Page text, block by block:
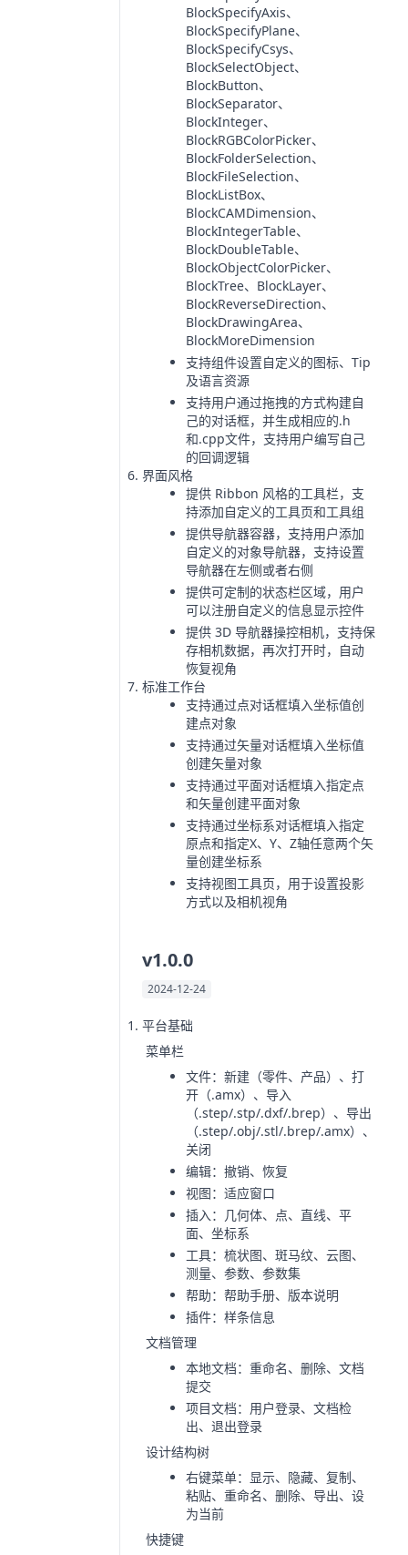
BlockSpecifyAxis、
BlockSpecifyPlane、
BlockSpecifyCsys、
BlockSelectObject、
BlockButton、
BlockSeparator、
BlockInteger、
BlockRGBColorPicker、
BlockFolderSelection、
BlockFileSelection、
BlockListBox、
BlockCAMDimension、
BlockIntegerTable、
BlockDoubleTable、
BlockObjectColorPicker、
BlockTree、BlockLayer、
BlockReverseDirection、
BlockDrawingArea、
BlockMoreDimension
支持组件设置自定义的图标、Tip
及语言资源
支持用户通过拖拽的方式构建自
己的对话框，并生成相应的.h
和.cpp文件，支持用户编写自己
的回调逻辑
界面风格
提供 Ribbon 风格的工具栏，支
持添加自定义的工具页和工具组
提供导航器容器，支持用户添加
自定义的对象导航器，支持设置
导航器在左侧或者右侧
提供可定制的状态栏区域，用户
可以注册自定义的信息显示控件
提供 3D 导航器操控相机，支持保
存相机数据，再次打开时，自动
恢复视角
标准工作台
支持通过点对话框填入坐标值创
建点对象
支持通过矢量对话框填入坐标值
创建矢量对象
支持通过平面对话框填入指定点
和矢量创建平面对象
支持通过坐标系对话框填入指定
原点和指定X、Y、Z轴任意两个矢
量创建坐标系
支持视图工具页，用于设置投影
方式以及相机视角
v1.0.0
2024-12-24
平台基础
菜单栏
文件：新建（零件、产品）、打
开（.amx）、导入
（.step/.stp/.dxf/.brep）、导出
（.step/.obj/.stl/.brep/.amx）、
关闭
编辑：撤销、恢复
视图：适应窗口
插入：几何体、点、直线、平
面、坐标系
工具：梳状图、斑马纹、云图、
测量、参数、参数集
帮助：帮助手册、版本说明
插件：样条信息
文档管理
本地文档：重命名、删除、文档
提交
项目文档：用户登录、文档检
出、退出登录
设计结构树
右键菜单：显示、隐藏、复制、
粘贴、重命名、删除、导出、设
为当前
快捷键